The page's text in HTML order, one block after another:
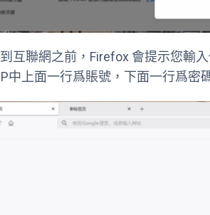
互聯網之前，Firefox 會提示您輸
中上面一行爲賬號，下面一行爲密